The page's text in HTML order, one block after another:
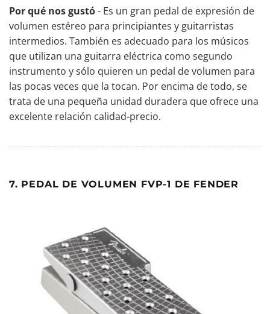
Por qué nos gustó- Es un gran pedal de expresión de
volumen estéreo para principiantes y guitarristas
intermedios. También es adecuado para los músicos
que utilizan una guitarra eléctrica como segundo
instrumento y sólo quieren un pedal de volumen para
las pocas veces que la tocan. Por encima de todo, se
trata de una pequeña unidad duradera que ofrece una
excelente relación calidad-precio.
7. PEDAL DE VOLUMEN FVP-1 DE FENDER